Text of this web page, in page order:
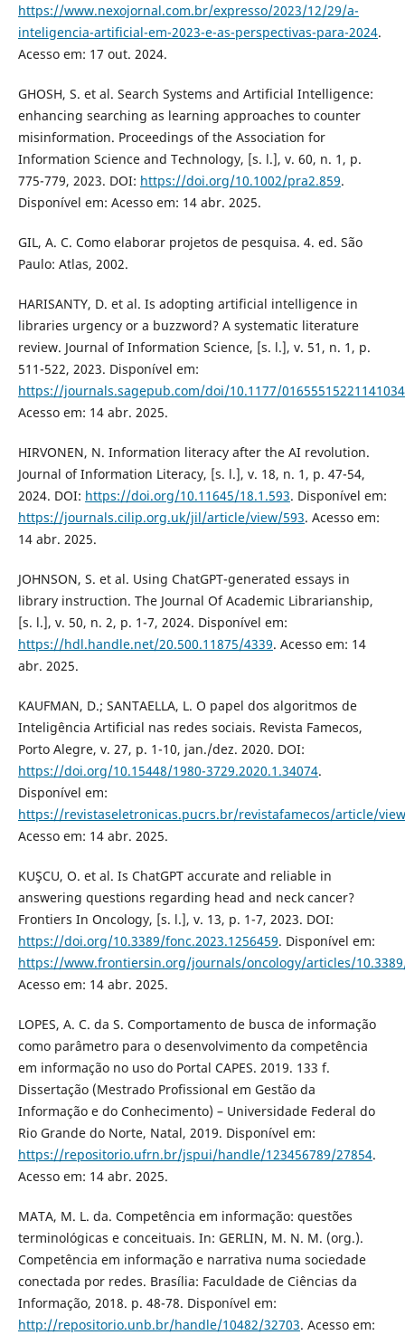
https://www.nexojornal.com.br/expresso/2023/12/29/a-
inteligencia-artificial-em-2023-e-as-perspectivas-para-2024.
Acesso em: 17 out. 2024.
GHOSH, S. et al. Search Systems and Artificial Intelligence:
enhancing searching as learning approaches to counter
misinformation. Proceedings of the Association for
Information Science and Technology, [s. l.], v. 60, n. 1, p.
775-779, 2023. DOI: https://doi.org/10.1002/pra2.859.
Disponível em: Acesso em: 14 abr. 2025.
GIL, A. C. Como elaborar projetos de pesquisa. 4. ed. São
Paulo: Atlas, 2002.
HARISANTY, D. et al. Is adopting artificial intelligence in
libraries urgency or a buzzword? A systematic literature
review. Journal of Information Science, [s. l.], v. 51, n. 1, p.
511-522, 2023. Disponível em:
https://journals.sagepub.com/doi/10.1177/01655515221141034
Acesso em: 14 abr. 2025.
HIRVONEN, N. Information literacy after the AI revolution.
Journal of Information Literacy, [s. l.], v. 18, n. 1, p. 47-54,
2024. DOI: https://doi.org/10.11645/18.1.593. Disponível em:
https://journals.cilip.org.uk/jil/article/view/593. Acesso em:
14 abr. 2025.
JOHNSON, S. et al. Using ChatGPT-generated essays in
library instruction. The Journal Of Academic Librarianship,
[s. l.], v. 50, n. 2, p. 1-7, 2024. Disponível em:
https://hdl.handle.net/20.500.11875/4339. Acesso em: 14
abr. 2025.
KAUFMAN, D.; SANTAELLA, L. O papel dos algoritmos de
Inteligência Artificial nas redes sociais. Revista Famecos,
Porto Alegre, v. 27, p. 1-10, jan./dez. 2020. DOI:
https://doi.org/10.15448/1980-3729.2020.1.34074.
Disponível em:
https://revistaseletronicas.pucrs.br/revistafamecos/article/
Acesso em: 14 abr. 2025.
KUŞCU, O. et al. Is ChatGPT accurate and reliable in
answering questions regarding head and neck cancer?
Frontiers In Oncology, [s. l.], v. 13, p. 1-7, 2023. DOI:
https://doi.org/10.3389/fonc.2023.1256459. Disponível em:
https://www.frontiersin.org/journals/oncology/articles/
Acesso em: 14 abr. 2025.
LOPES, A. C. da S. Comportamento de busca de informação
como parâmetro para o desenvolvimento da competência
em informação no uso do Portal CAPES. 2019. 133 f.
Dissertação (Mestrado Profissional em Gestão da
Informação e do Conhecimento) – Universidade Federal do
Rio Grande do Norte, Natal, 2019. Disponível em:
https://repositorio.ufrn.br/jspui/handle/123456789/27854.
Acesso em: 14 abr. 2025.
MATA, M. L. da. Competência em informação: questões
terminológicas e conceituais. In: GERLIN, M. N. M. (org.).
Competência em informação e narrativa numa sociedade
conectada por redes. Brasília: Faculdade de Ciências da
Informação, 2018. p. 48-78. Disponível em:
http://repositorio.unb.br/handle/10482/32703. Acesso em: